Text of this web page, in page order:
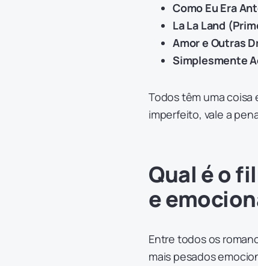
Como Eu Era
La La Land
Amor e Outras
Simplesmente
Todos têm uma coisa
imperfeito, vale a
Qual é o
e
Entre todos os
mais pesados